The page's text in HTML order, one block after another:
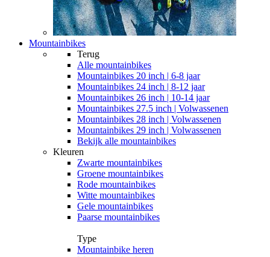
Mountainbikes
Terug
Alle mountainbikes
Mountainbikes 20 inch | 6-8 jaar
Mountainbikes 24 inch | 8-12 jaar
Mountainbikes 26 inch | 10-14 jaar
Mountainbikes 27.5 inch | Volwassenen
Mountainbikes 28 inch | Volwassenen
Mountainbikes 29 inch | Volwassenen
Bekijk alle mountainbikes
Kleuren
Zwarte mountainbikes
Groene mountainbikes
Rode mountainbikes
Witte mountainbikes
Gele mountainbikes
Paarse mountainbikes
Type
Mountainbike heren